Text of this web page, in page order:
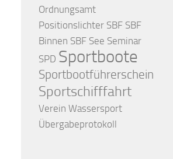
Ordnungsamt
Positionslichter SBF SBF
Binnen SBF See Seminar
SPD Sportboote
Sportbootführerschein
Sportschifffahrt
Verein Wassersport
Übergabeprotokoll